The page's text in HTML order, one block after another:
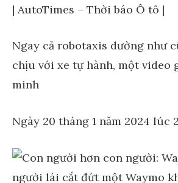
| AutoTimes – Thời báo Ô tô |
Ngay cả robotaxis dường như
chịu với xe tự hành, một video
minh
Ngày 20 tháng 1 năm 2024 lúc